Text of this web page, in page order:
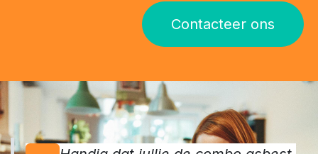
vertrouwden in 2024 reeds op onze
Contacteer ons